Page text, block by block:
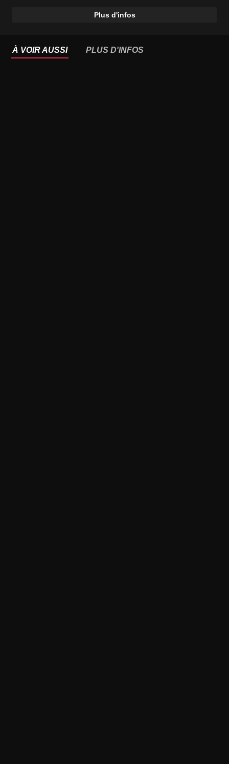
Plus d'infos
À VOIR AUSSI PLUS D'INFOS